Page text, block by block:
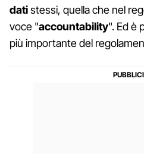
datistessi, quella che nel
voce "accountability". Ed è
più importante del